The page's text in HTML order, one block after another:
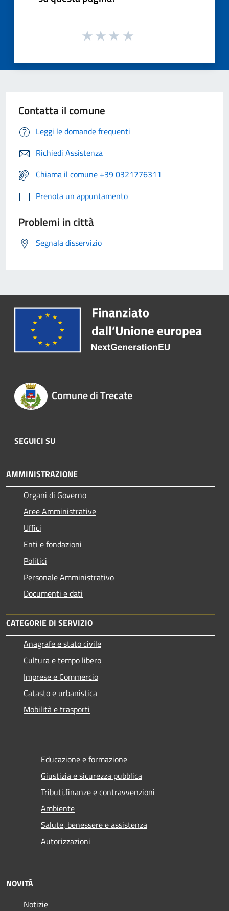
Contatta il comune
Leggi le domande frequenti
Richiedi Assistenza
Chiama il comune +39 0321776311
Prenota un appuntamento
Problemi in città
Segnala disservizio
Comune di Trecate
SEGUICI SU
AMMINISTRAZIONE
Organi di Governo
Aree Amministrative
Uffici
Enti e fondazioni
Politici
Personale Amministrativo
Documenti e dati
CATEGORIE DI SERVIZIO
Anagrafe e stato civile
Cultura e tempo libero
Imprese e Commercio
Catasto e urbanistica
Mobilità e trasporti
Educazione e formazione
Giustizia e sicurezza pubblica
Tributi,finanze e contravvenzioni
Ambiente
Salute, benessere e assistenza
Autorizzazioni
NOVITÀ
Notizie